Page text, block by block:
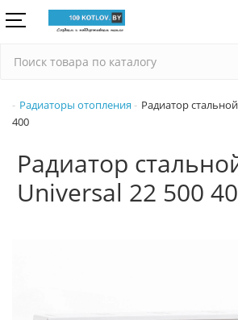
Радиаторы отопления
Радиатор
400
Радиатор
Universal 22 500